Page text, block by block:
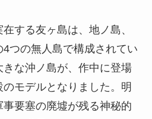
する友ヶ島は、地ノ島、
つの無人島で構成されてい
きな沖ノ島が、作中に登場
モデルとなりました。明
要塞の廃墟が残る神秘的